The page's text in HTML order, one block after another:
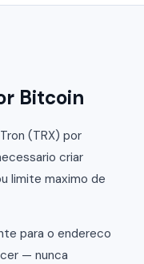
Bitcoin
(TRX) por
criar
limite maximo de
para o endereco
— nunca